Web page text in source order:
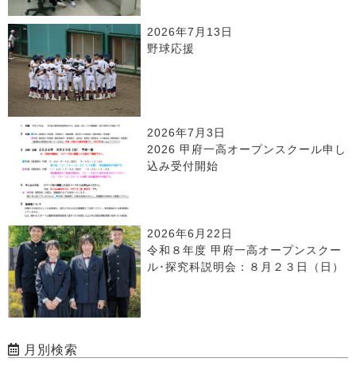
2026年7月13日
野球応援
2026年7月3日
2026 甲府一高オープンスクール申し
込み受付開始
2026年6月22日
令和８年度 甲府一高オープンスクー
ル･探究科説明会：８月２３日（日）
月別検索